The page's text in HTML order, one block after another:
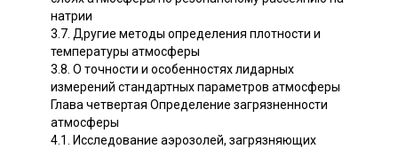
натрии
3.7. Другие методы определения плотности и
температуры атмосферы
3.8. О точности и особенностях лидарных
измерений стандартных параметров атмосферы
Глава четвертая Определение загрязненности
атмосферы
4.1. Исследование аэрозолей, загрязняющих